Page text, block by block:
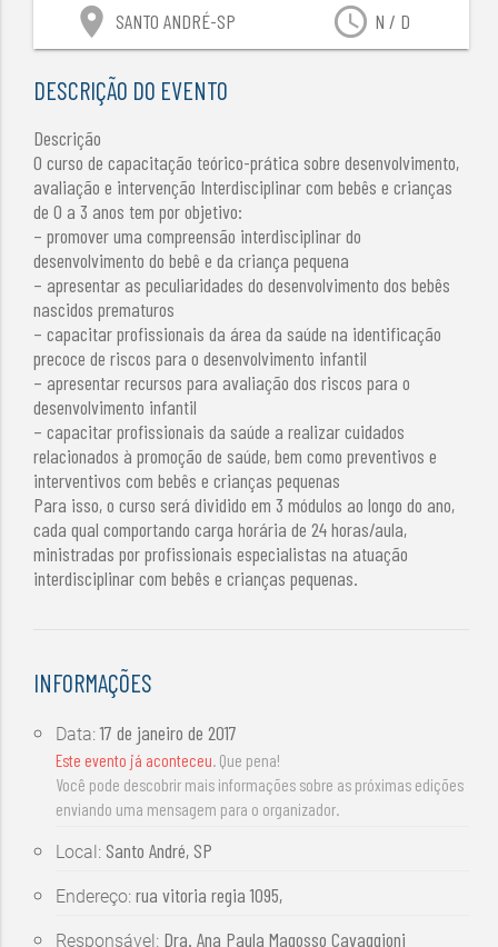
access_time N / D
location_on SANTO ANDRÉ-SP
DESCRIÇÃO DO EVENTO
Descrição
O curso de capacitação teórico-prática sobre desenvolvimento,
avaliação e intervenção Interdisciplinar com bebês e crianças
de 0 a 3 anos tem por objetivo:
– promover uma compreensão interdisciplinar do
desenvolvimento do bebê e da criança pequena
– apresentar as peculiaridades do desenvolvimento dos bebês
nascidos prematuros
– capacitar profissionais da área da saúde na identificação
precoce de riscos para o desenvolvimento infantil
– apresentar recursos para avaliação dos riscos para o
desenvolvimento infantil
– capacitar profissionais da saúde a realizar cuidados
relacionados à promoção de saúde, bem como preventivos e
interventivos com bebês e crianças pequenas
Para isso, o curso será dividido em 3 módulos ao longo do ano,
cada qual comportando carga horária de 24 horas/aula,
ministradas por profissionais especialistas na atuação
interdisciplinar com bebês e crianças pequenas.
INFORMAÇÕES
Data:17 de janeiro de 2017
Este evento já aconteceu. Que pena!
Você pode descobrir mais informações sobre as próximas edições
enviando uma mensagem para o organizador.
Local: Santo André, SP
Endereço:rua vitoria regia 1095,
Responsável: Dra. Ana Paula Magosso Cavaggioni